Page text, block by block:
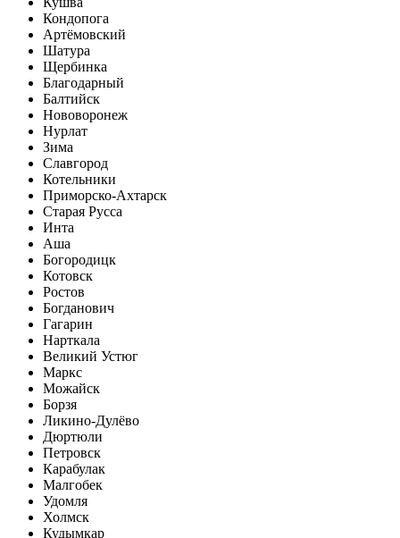
Кондопога
Артёмовский
Шатура
Щербинка
Благодарный
Балтийск
Нововоронеж
Нурлат
Зима
Славгород
Котельники
Приморско-Ахтарск
Старая Русса
Инта
Аша
Богородицк
Котовск
Ростов
Богданович
Гагарин
Нарткала
Великий Устюг
Маркс
Можайск
Борзя
Ликино-Дулёво
Дюртюли
Петровск
Карабулак
Малгобек
Удомля
Холмск
Кудымкар